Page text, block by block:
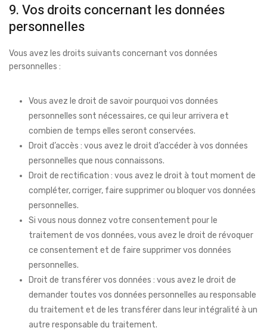
9. Vos droits concernant les données
personnelles
Vous avez les droits suivants concernant vos données
personnelles :
Vous avez le droit de savoir pourquoi vos données
personnelles sont nécessaires, ce qui leur arrivera et
combien de temps elles seront conservées.
Droit d’accès : vous avez le droit d’accéder à vos données
personnelles que nous connaissons.
Droit de rectification : vous avez le droit à tout moment de
compléter, corriger, faire supprimer ou bloquer vos données
personnelles.
Si vous nous donnez votre consentement pour le
traitement de vos données, vous avez le droit de révoquer
ce consentement et de faire supprimer vos données
personnelles.
Droit de transférer vos données : vous avez le droit de
demander toutes vos données personnelles au responsable
du traitement et de les transférer dans leur intégralité à un
autre responsable du traitement.